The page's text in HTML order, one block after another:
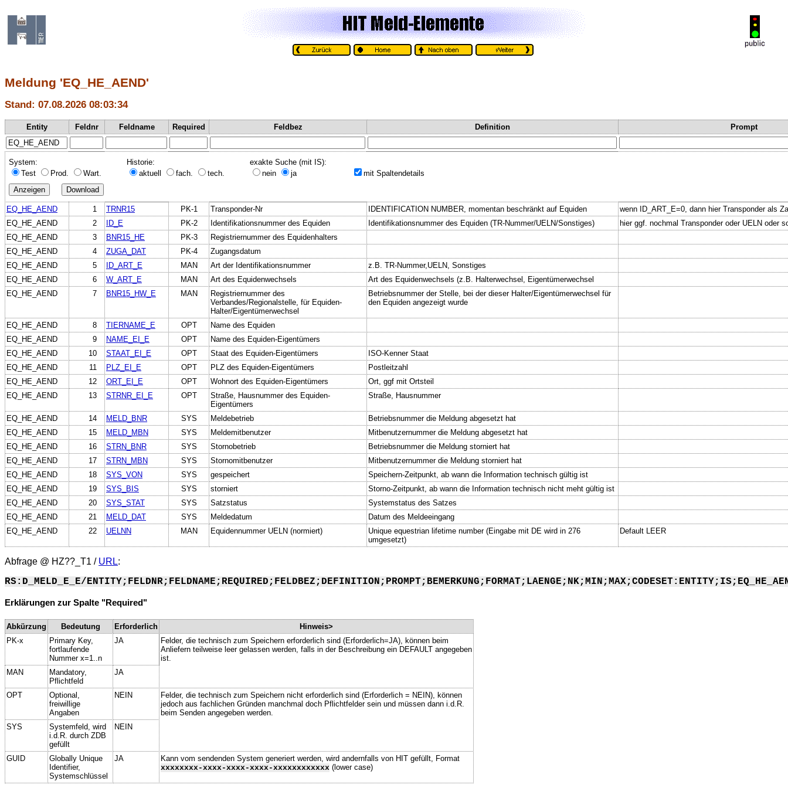
Meldung 'EQ_HE_AEND'
Stand: 07.08.2026 08:03:34
Entity Feldnr Feldname Required Feldbez Definition Prompt
System:
Test
Prod. Wart.
Historie:
aktuell
fach. tech.
exakte Suche (mit IS):
nein
ja mit Spaltendetails
EQ_HE_AEND 1 TRNR15 PK-1 Transponder-Nr IDENTIFICATION NUMBER, momentan beschränkt auf Equiden
wenn ID_ART_E=0, dann hier Transponder als
EQ_HE_AEND
2 ID_E PK-2 Identifikationsnummer des Equiden Identifikationsnummer des Equiden (TR-Nummer/UELN/Sonstiges)
hier ggf. nochmal Transponder oder UELN oder
EQ_HE_AEND
3 BNR15_HE PK-3
Registriernummer des Equidenhalters
EQ_HE_AEND
4 ZUGA_DAT PK-4
Zugangsdatum
EQ_HE_AEND
5 ID_ART_E MAN Art der Identifikationsnummer
z.B. TR-Nummer,UELN, Sonstiges
EQ_HE_AEND
6 W_ART_E MAN Art des Equidenwechsels
Art des Equidenwechsels (z.B. Halterwechsel, Eigentümerwechsel
EQ_HE_AEND
7 BNR15_HW_E MAN
Registriernummer des
Verbandes/Regionalstelle, für Equiden-
Halter/Eigentümerwechsel
Betriebsnummer der Stelle, bei der dieser Halter/Eigentümerwechsel für
den Equiden angezeigt wurde
EQ_HE_AEND 8 TIERNAME_E OPT
Name des Equiden
EQ_HE_AEND
9 NAME_EI_E OPT
Name des Equiden-Eigentümers
EQ_HE_AEND
10 STAAT_EI_E OPT Staat des Equiden-Eigentümers
ISO-Kenner Staat
EQ_HE_AEND
11 PLZ_EI_E OPT PLZ des Equiden-Eigentümers
Postleitzahl
EQ_HE_AEND
12 ORT_EI_E OPT Wohnort des Equiden-Eigentümers
Ort, ggf mit Ortsteil
EQ_HE_AEND
13 STRNR_EI_E OPT
Straße, Hausnummer des Equiden-
Eigentümers
Straße, Hausnummer
EQ_HE_AEND 14 MELD_BNR SYS Meldebetrieb
Betriebsnummer die Meldung abgesetzt hat
EQ_HE_AEND
15 MELD_MBN SYS Meldemitbenutzer
Mitbenutzernummer die Meldung abgesetzt hat
EQ_HE_AEND
16 STRN_BNR SYS Stornobetrieb
Betriebsnummer die Meldung storniert hat
EQ_HE_AEND
17 STRN_MBN SYS Stornomitbenutzer
Mitbenutzernummer die Meldung storniert hat
EQ_HE_AEND
18 SYS_VON SYS gespeichert
Speichern-Zeitpunkt, ab wann die Information technisch gültig ist
EQ_HE_AEND
19 SYS_BIS SYS storniert
Storno-Zeitpunkt, ab wann die Information technisch nicht meht gültig ist
EQ_HE_AEND
20 SYS_STAT SYS Satzstatus
Systemstatus des Satzes
EQ_HE_AEND
21 MELD_DAT SYS Meldedatum
Datum des Meldeeingang
EQ_HE_AEND
22 UELNN MAN Equidennummer UELN (normiert)
Unique equestrian lifetime number (Eingabe mit DE wird in 276
umgesetzt)
Default LEER
Abfrage @ HZ??_T1 / URL:
RS:D_MELD_E_E/
Erklärungen zur Spalte "Required"
Abkürzung Bedeutung Erforderlich
Hinweis>
PK-x
Primary Key,
fortlaufende
Nummer x=1..n
JA
Felder, die technisch zum Speichern erforderlich sind (Erforderlich=JA), können beim
Anliefern teilweise leer gelassen werden, falls in der Beschreibung ein DEFAULT angegeben
ist.
MAN
Mandatory,
Pflichtfeld
JA
OPT
Optional,
freiwillige
Angaben
NEIN
Felder, die technisch zum Speichern nicht erforderlich sind (Erforderlich = NEIN), können
jedoch aus fachlichen Gründen manchmal doch Pflichtfelder sein und müssen dann i.d.R.
beim Senden angegeben werden.
SYS
Systemfeld, wird
i.d.R. durch ZDB
gefüllt
NEIN
GUID
Globally Unique
Identifier,
Systemschlüssel
JA
Kann vom sendenden System generiert werden, wird andernfalls von HIT gefüllt, Format
xxxxxxxx-xxxx-xxxx-xxxx-xxxxxxxxxxxx (lower case)